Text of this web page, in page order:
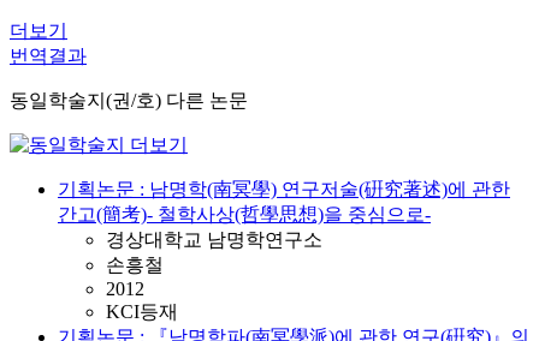
더보기
번역결과
동일학술지(권/호) 다른 논문
기획논문 : 남명학(南冥學) 연구저술(硏究著述)에 관한
간고(簡考)- 철학사상(哲學思想)을 중심으로-
경상대학교 남명학연구소
손흥철
2012
KCI등재
기획논문 : 『남명학파(南冥學派)에 관한 연구(硏究)』의